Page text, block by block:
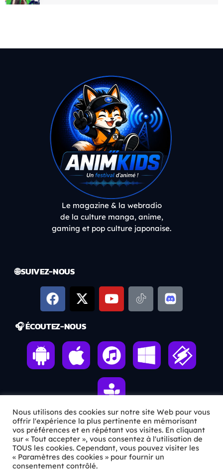
Le magazine & la webradio
de la culture manga, anime,
gaming et pop culture japonaise.
🌐 SUIVEZ-NOUS
🎧 ÉCOUTEZ-NOUS
ℹ️ INFOS PRATIQUES
✉️Contact
Nous utilisons des cookies sur notre site Web pour vous
offrir l'expérience la plus pertinente en mémorisant
vos préférences et en répétant vos visites. En cliquant
sur « Tout accepter », vous consentez à l'utilisation de
TOUS les cookies. Cependant, vous pouvez visiter les
« Paramètres des cookies » pour fournir un
consentement contrôlé.